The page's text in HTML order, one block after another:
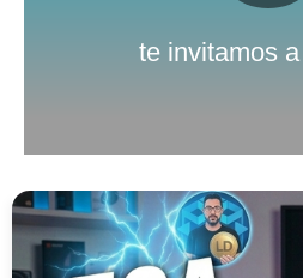
te invitamos